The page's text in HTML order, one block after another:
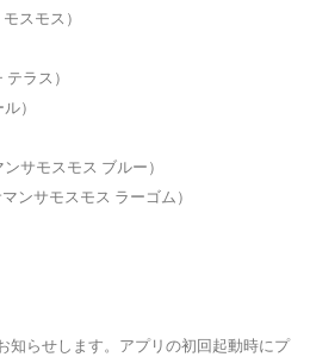
スモス）
ラス）
）
サモスモス ブルー）
ンサモスモス ラーゴム）
知らせします。アプリの初回起動時にプ